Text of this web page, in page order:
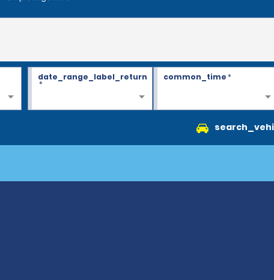
date_range_label_return
*
common_time*